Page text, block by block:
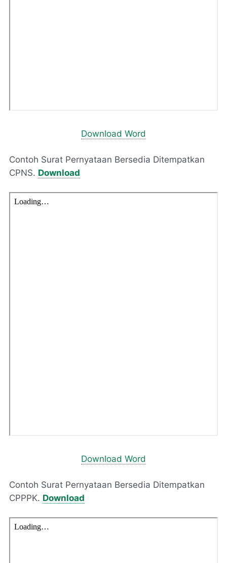
Download Word
Contoh Surat Pernyataan Bersedia Ditempatkan
CPNS. Download
Download Word
Contoh Surat Pernyataan Bersedia Ditempatkan
CPPPK. Download